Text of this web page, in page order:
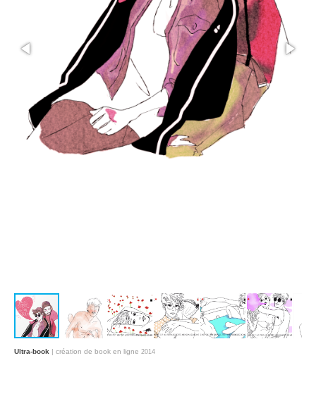
Ultra-book | création de book en ligne 2014